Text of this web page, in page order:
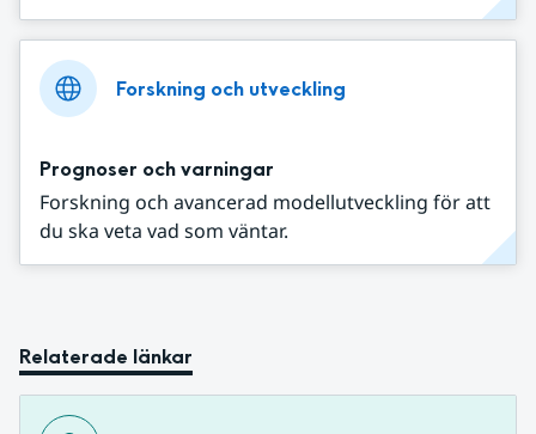
Forskning och utveckling
Prognoser och varningar
Forskning och avancerad modellutveckling för att
du ska veta vad som väntar.
Relaterade länkar